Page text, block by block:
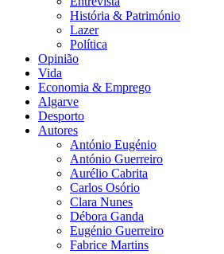
História & Património
Lazer
Política
Opinião
Vida
Economia & Emprego
Algarve
Desporto
Autores
António Eugénio
António Guerreiro
Aurélio Cabrita
Carlos Osório
Clara Nunes
Débora Ganda
Eugénio Guerreiro
Fabrice Martins